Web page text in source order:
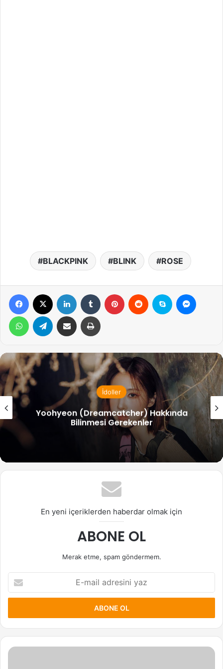
BLACKPINK BLINK ROSE
Facebook LinkedIn Tumblr Pinterest Reddit Skype
WhatsAppTelegram Email ile gönder Yazdır
İdoller
Yoohyeon (Dreamcatcher) Hakkında
Bilinmesi Gerekenler
En yeni içeriklerden haberdar olmak için
ABONE OL
Merak etme, spam göndermem.
mail
adresini
Jennie